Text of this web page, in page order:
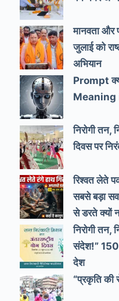
मानवता और
जुलाई को
अभियान
Prompt
Meaning
निरोगी तन,
दिवस पर
रिश्वत लेते
सबसे बड़ा
से डरते क्यों
निरोगी तन,
संदेश!”
देश
“प्रकृति की